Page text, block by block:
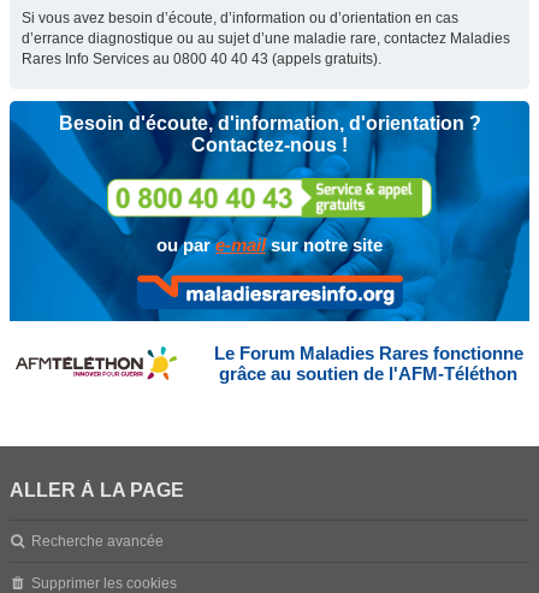
Si vous avez besoin d’écoute, d’information ou d’orientation en cas
d’errance diagnostique ou au sujet d’une maladie rare, contactez Maladies
Rares Info Services au 0800 40 40 43 (appels gratuits).
Besoin d'écoute, d'information, d'orientation ?
Contactez-nous !
ou pare-mailsur notre site
Le Forum Maladies Rares fonctionne
grâce au soutien de l'AFM-Téléthon
ALLER À LA PAGE
Recherche avancée
Supprimer les cookies